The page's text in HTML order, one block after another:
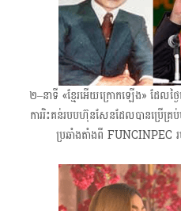
២–នាទី «ខ្មែរអើយក្រោកឡើង» ដែលថ្
ការរិះគន់​របបហ៊ុនសែនដែលបានប្រើគ្
ប្រឆាំងតាំងពី FUNCINPEC